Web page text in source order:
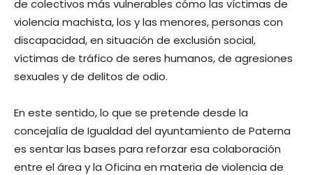
de colectivos más vulnerables cómo las víctimas de
violencia machista, los y las menores, personas con
discapacidad, en situación de exclusión social,
víctimas de tráfico de seres humanos, de agresiones
sexuales y de delitos de odio.
En este sentido, lo que se pretende desde la
concejalía de Igualdad del ayuntamiento de Paterna
es sentar las bases para reforzar esa colaboración
entre el área y la Oficina en materia de violencia de